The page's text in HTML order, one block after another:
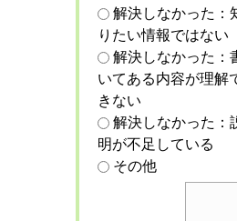
解決しなかった：
りたい情報ではない
解決しなかった：
いてある内容が理解
きない
解決しなかった：
明が不足している
その他